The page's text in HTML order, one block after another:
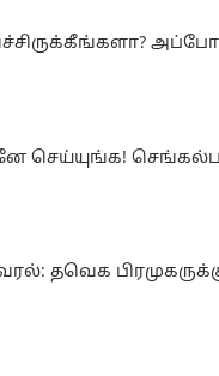
செய்யுங்க!
தவெக பிரமுகருக்கு